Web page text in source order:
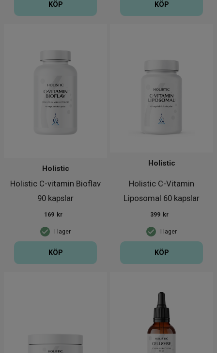
KÖP KÖP
Holistic C-vitamin Bioflav
90 kapslar
Holistic
I lager
169 kr
KÖP
Holistic C-Vitamin
Liposomal 60 kapslar
Holistic
I lager
399 kr
KÖP